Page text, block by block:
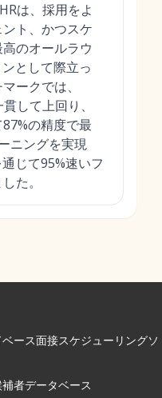
は、採用をよ
ト、かつスケ
のオールラウ
として際立っ
ークでは、
して上回り、
の精度で最
ニングを実現
じて95%速いフ
た。
ース面接スケジューリングソ
者データベース